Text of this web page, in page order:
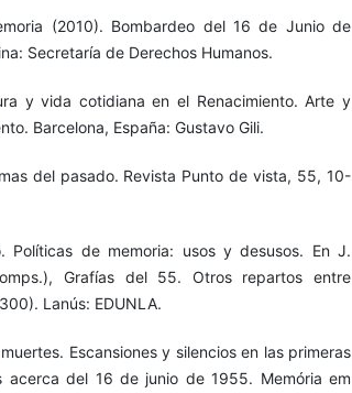
(2010). Bombardeo del 16 de Junio de
Secretaría de Derechos Humanos.
y vida cotidiana en el Renacimiento. Arte y
Barcelona, España: Gustavo Gili.
del pasado. Revista Punto de vista, 55, 10-
Políticas de memoria: usos y desusos. En J.
Grafías del 55. Otros repartos entre
Lanús: EDUNLA.
Escansiones y silencios en las primeras
acerca del 16 de junio de 1955. Memória em